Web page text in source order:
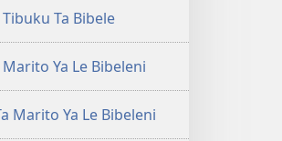
Leyintshwa
(Leyi
pfuxetiweke
(Leyi
pfuxetiweke
hi
Ta Bibele
Ya Le Bibeleni
Marito Ya Le Bibeleni